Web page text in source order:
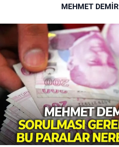
MEHMET DEMIR
Son Dakika Haberleri
Haber Arşivi